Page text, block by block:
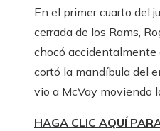
En el primer cuarto del
cerrada de los Rams,
chocó accidentalmente
cortó la mandíbula del
vio a McVay moviendo
HAGA CLIC AQUÍ